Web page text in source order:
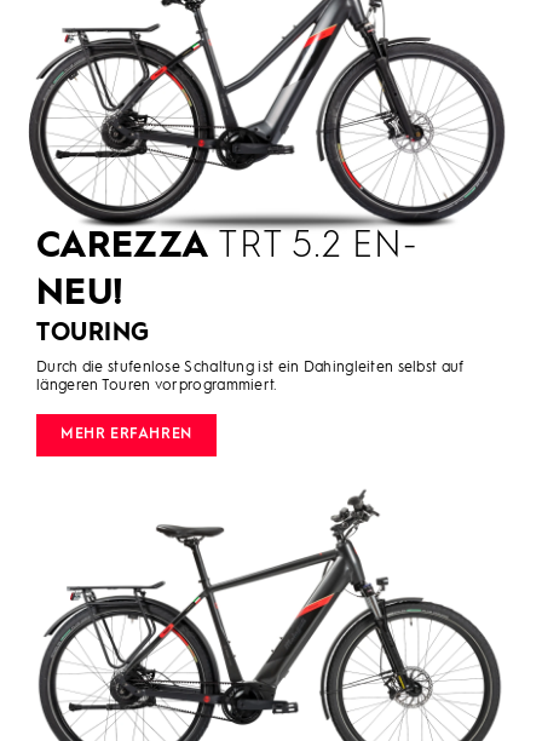
CAREZZA TRT 5.2 EN-
NEU!
TOURING
Durch die stufenlose Schaltung ist ein Dahingleiten selbst auf
längeren Touren vorprogrammiert.
MEHR ERFAHREN